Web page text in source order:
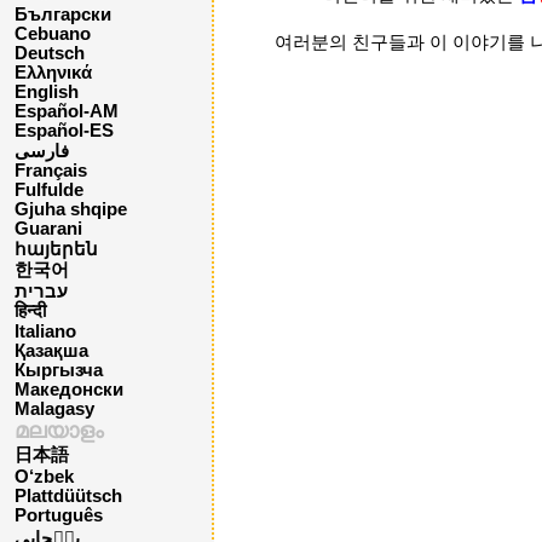
Български
Cebuano
Deutsch
Ελληνικά
English
Español-AM
Español-ES
فارسی
Français
Fulfulde
Gjuha shqipe
Guarani
հայերեն
한국어
עברית
हिन्दी
Italiano
Қазақша
Кыргызча
Македонски
Malagasy
മലയാളം
日本語
O‘zbek
Plattdüütsch
Português
여러분의 친구들과 이 이야기를